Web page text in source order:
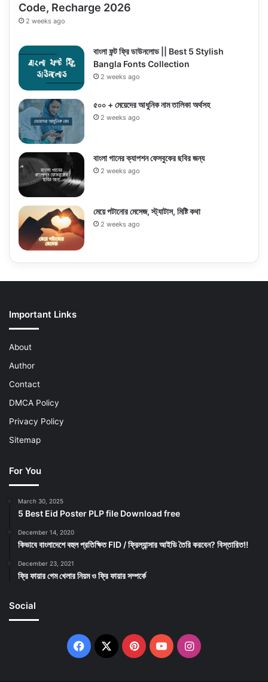
Code, Recharge 2026
2 weeks ago
বাংলা ফন্ট ফ্রি ডাউনলোড || Best 5 Stylish
Bangla Fonts Collection
2 weeks ago
৫০০ + মেয়েদের আধুনিক নাম তালিকা অর্থসহ
2 weeks ago
বাংলা গানের ক্যাপশন ফেসবুকের ছবির জন্য
2 weeks ago
মেয়ে পটানোর মেসেজ, স্ট্যাটাস, মিষ্টি কথা
2 weeks ago
Important Links
About
Author
Contact
DMCA Policy
Privacy Policy
Sitemap
For You
March 30, 2025
5 Best Eid Poster PLP file Download free
December 14, 2020
কিভাবে বাংলাদেশে বহুল প্রতিক্ষিত FID / ফ্রিল্যান্সার আইডি তৈরি করবেন? বিস্তারিত!!
December 23, 2021
ফ্রি ফায়ার গেম খেলার নিয়ম ও ফ্রি ফায়ার সম্পর্কে
Social
Facebook
X PinterestYouTubeInstagram